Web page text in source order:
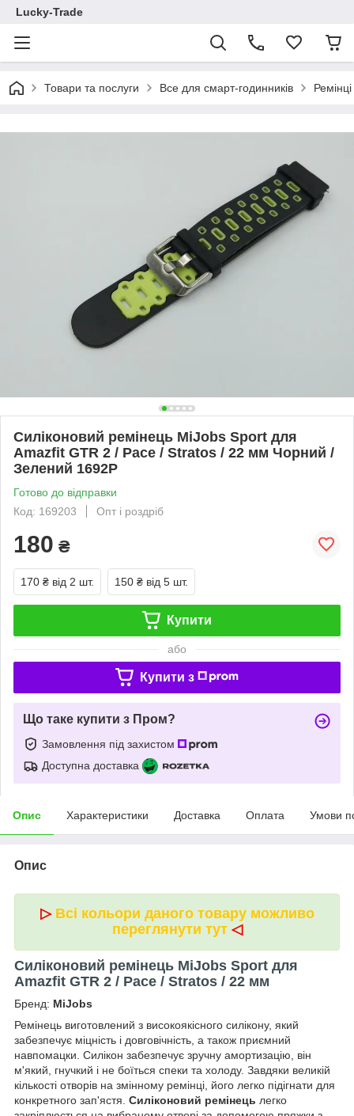
Lucky-Trade
Товари та послуги Все для смарт-годинників
Силіконовий ремінець MiJobs Sport для
Amazfit GTR 2 / Pace / Stratos / 22 мм Чорний /
Зелений 1692P
Готово до відправки
Код: 169203
Опт і роздріб
180 ₴
170 ₴ від 2 шт. 150 ₴ від 5 шт.
Купити
або
Купити з
Що таке купити з Пром?
Замовлення під захистом
Доступна доставка
Опис Характеристики Доставка Оплата Умови
Опис
▷ Всі кольори даного товару можливо
переглянути тут◁
Силіконовий ремінець MiJobs Sport для
Amazfit GTR 2 / Pace / Stratos / 22 мм
Бренд: MiJobs
Ремінець виготовлений з високоякісного силікону, який
забезпечує міцність і довговічність, а також приємний
навпомацки. Силікон забезпечує зручну амортизацію, він
м'який, гнучкий і не боїться спеки та холоду. Завдяки великій
кількості отворів на змінному ремінці, його легко підігнати для
конкретного зап'ястя. Силіконовий ремінець легко